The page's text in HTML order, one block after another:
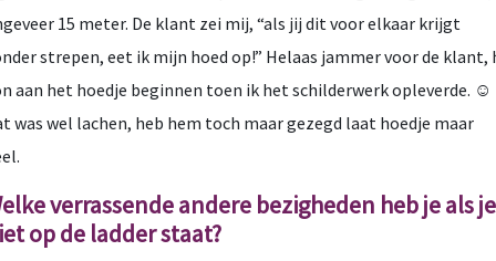
15 meter. De klant zei mij, “als jij dit voor elkaar krijgt
strepen, eet ik mijn hoed op!” Helaas jammer voor de klant,
aan het hoedje beginnen toen ik het schilderwerk opleverde. ☺
was wel lachen, heb hem toch maar gezegd laat hoedje maar
verrassende andere bezigheden heb je als je
op de ladder staat?